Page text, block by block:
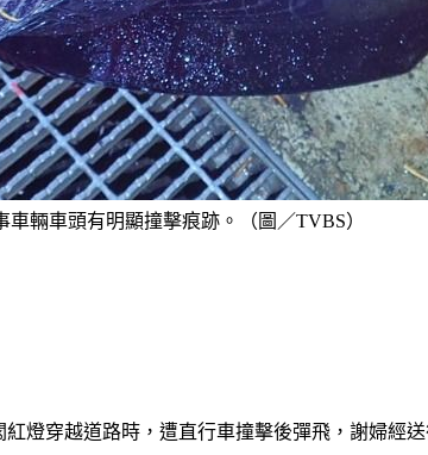
車輛車頭有明顯撞擊痕跡。（圖／TVBS）
燈穿越道路時，遭直行車撞擊後彈飛，謝婦經